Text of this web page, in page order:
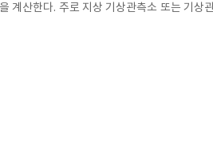
계산한다. 주로 지상 기상관측소 또는 기상